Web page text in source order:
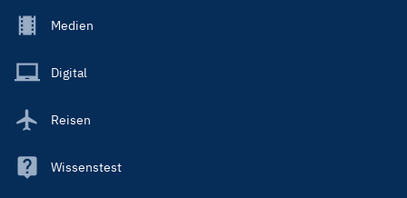
Footer
Main
Medien
Digital
Reisen
Wissenstest